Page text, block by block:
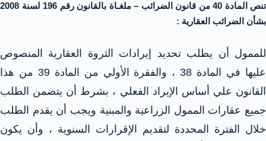
تنص المادة 40 من قانون الضرائب – ملغـاة بالقانون رقم 196 لسنة 2008
بشأن الضرائب العقارية :
للممول أن يطلب تحديد إيرادات الثروة العقارية المنصوص
عليها في المادة 38 ، والفقرة الأولي من المادة 39 من هذا
القانون علي أساس الإيراد الفعلي ، بشرط أن يتضمن الطلب
جميع عقارات الممول الزراعية والمبنية ويجب أن يقدم الطلب
خلال الفترة المحددة لتقديم الإقرارات السنوية ، وأن يكون